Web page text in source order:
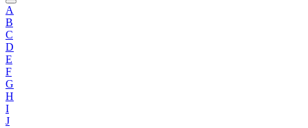
A
B
C
D
E
F
G
H
I
J